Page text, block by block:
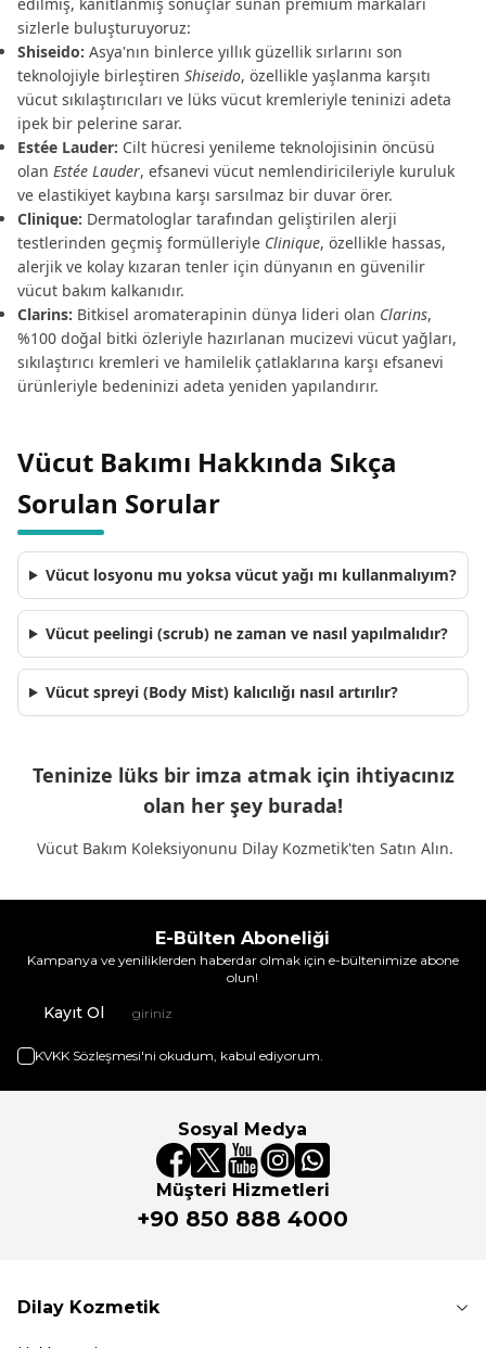
sizlerle buluşturuyoruz:
Shiseido: Asya'nın binlerce yıllık güzellik sırlarını son
teknolojiyle birleştiren Shiseido, özellikle yaşlanma karşıtı
vücut sıkılaştırıcıları ve lüks vücut kremleriyle teninizi adeta
ipek bir pelerine sarar.
Estée Lauder: Cilt hücresi yenileme teknolojisinin öncüsü
olan Estée Lauder, efsanevi vücut nemlendiricileriyle kuruluk
ve elastikiyet kaybına karşı sarsılmaz bir duvar örer.
Clinique: Dermatologlar tarafından geliştirilen alerji
testlerinden geçmiş formülleriyle Clinique, özellikle hassas,
alerjik ve kolay kızaran tenler için dünyanın en güvenilir
vücut bakım kalkanıdır.
Clarins: Bitkisel aromaterapinin dünya lideri olan Clarins,
%100 doğal bitki özleriyle hazırlanan mucizevi vücut yağları,
sıkılaştırıcı kremleri ve hamilelik çatlaklarına karşı efsanevi
ürünleriyle bedeninizi adeta yeniden yapılandırır.
Vücut Bakımı Hakkında Sıkça
Sorulan Sorular
Vücut losyonu mu yoksa vücut yağı mı kullanmalıyım?
Vücut peelingi (scrub) ne zaman ve nasıl yapılmalıdır?
Vücut spreyi (Body Mist) kalıcılığı nasıl artırılır?
Teninize lüks bir imza atmak için ihtiyacınız
olan her şey burada!
Vücut Bakım Koleksiyonunu Dilay Kozmetik'ten Satın Alın.
E-Bülten Aboneliği
Kampanya ve yeniliklerden haberdar olmak için e-bültenimize abone
olun!
Kayıt Ol
KVKK Sözleşmesi'ni okudum, kabul ediyorum.
Sosyal Medya
Müşteri Hizmetleri
+90 850 888 4000
Dilay Kozmetik